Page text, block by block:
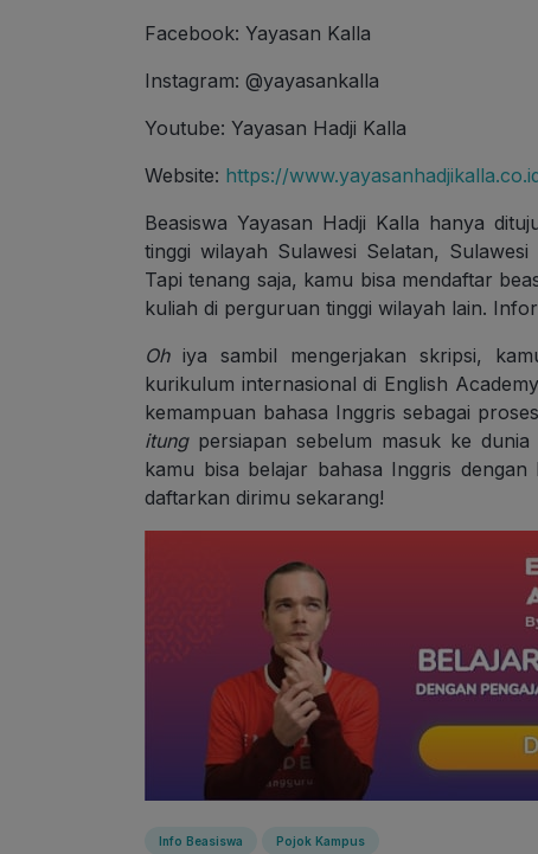
Facebook: Yayasan Kalla
Instagram: @yayasankalla
Youtube: Yayasan Hadji Kalla
Website: https://
Beasiswa Yayasan Hadji Kalla hanya
tinggi wilayah Sulawesi Selatan,
Tapi tenang saja, kamu bisa mendaftar
kuliah di perguruan tinggi wilayah lain.
Ohiya sambil mengerjakan skripsi,
kurikulum internasional di English Academy
kemampuan bahasa Inggris sebagai proses
itungpersiapan sebelum masuk ke dunia
kamu bisa belajar bahasa Inggris
daftarkan dirimu sekarang!
Info Beasiswa Pojok Kampus